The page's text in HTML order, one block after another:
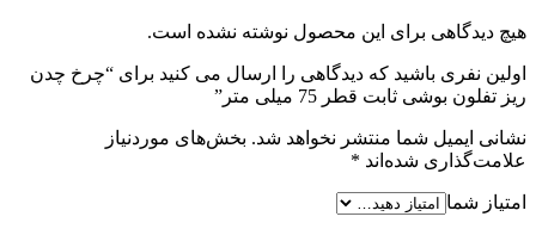
هیچ دیدگاهی برای این محصول نوشته نشده است.
اولین نفری باشید که دیدگاهی را ارسال می کنید برای “چرخ چدن
ریز تفلون بوشی ثابت قطر 75 میلی متر”
نشانی ایمیل شما منتشر نخواهد شد. بخش‌های موردنیاز
علامت‌گذاری شده‌اند *
امتیاز شما